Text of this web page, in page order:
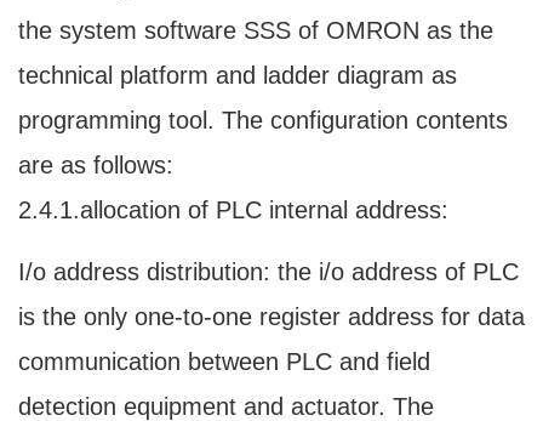
the system software SSS of OMRON as the
technical platform and ladder diagram as
programming tool. The configuration contents
are as follows:
2.4.1.allocation of PLC internal address:
I/o address distribution: the i/o address of PLC
is the only one-to-one register address for data
communication between PLC and field
detection equipment and actuator. The